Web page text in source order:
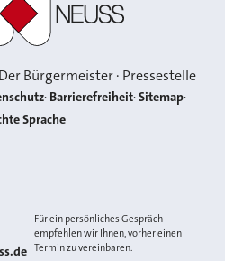
Der Bürgermeister · Pressestelle
Barrierefreiheit Sitemap
Sprache
Für ein persönliches Gespräch
empfehlen wir Ihnen, vorher einen
Termin zu vereinbaren.